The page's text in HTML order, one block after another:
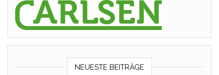
NEUESTE BEITRÄGE